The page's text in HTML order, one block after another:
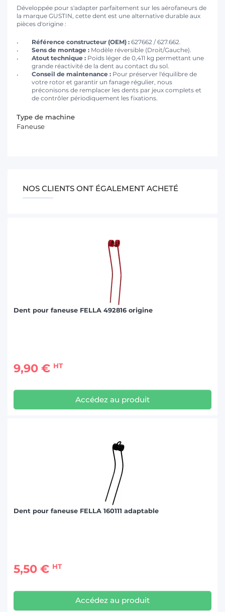
Développée pour s'adapter parfaitement sur les aérofaneurs de
la marque GUSTIN, cette dent est une alternative durable aux
pièces d'origine :
Référence constructeur (OEM) : 627662 / 627.662.
Sens de montage : Modèle réversible (Droit/Gauche).
Atout technique : Poids léger de 0,411 kg permettant une
grande réactivité de la dent au contact du sol.
Conseil de maintenance : Pour préserver l'équilibre de
votre rotor et garantir un fanage régulier, nous
préconisons de remplacer les dents par jeux complets et
de contrôler périodiquement les fixations.
Type de machine
Faneuse
NOS CLIENTS ONT ÉGALEMENT ACHETÉ
Dent pour faneuse FELLA 492816 origine
9,90 € HT
Accédez au produit
Dent pour faneuse FELLA 160111 adaptable
5,50 € HT
Accédez au produit